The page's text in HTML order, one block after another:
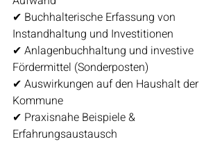
✔ Buchhalterische Erfassung von
Instandhaltung und Investitionen
✔ Anlagenbuchhaltung und investive
Fördermittel (Sonderposten)
✔ Auswirkungen auf den Haushalt der
Kommune
✔ Praxisnahe Beispiele &
Erfahrungsaustausch